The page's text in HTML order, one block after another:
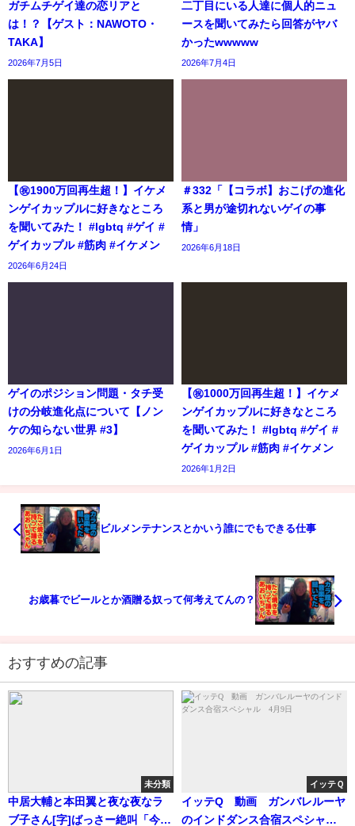
ガチムチゲイ達の恋リアと
は！？【ゲスト：NAWOTO・
TAKA】
2026年7月5日
二丁目にいる人達に個人的ニュ
ースを聞いてみたら回答がヤバ
かったwwwww
2026年7月4日
【㊗️1900万回再生超！】イケメ
ンゲイカップルに好きなところ
を聞いてみた！ #lgbtq #ゲイ #
ゲイカップル #筋肉 #イケメン
2026年6月24日
＃332「【コラボ】おこげの進化
系と男が途切れないゲイの事
情」
2026年6月18日
ゲイのポジション問題・タチ受
けの分岐進化点について【ノン
ケの知らない世界 #3】
2026年6月1日
【㊗️1000万回再生超！】イケメ
ンゲイカップルに好きなところ
を聞いてみた！ #lgbtq #ゲイ #
ゲイカップル #筋肉 #イケメン
2026年1月2日
ビルメンテナンスとかいう誰にでもできる仕事
お歳暮でビールとか酒贈る奴って何考えてんの？
おすすめの記事
未分類
中居大輔と本田翼と夜な夜なラ
ブ子さん[字]ばっさー絶叫「今
イッテＱ
イッテQ 動画 ガンバレルーヤ
のインドダンス合宿スペシャ